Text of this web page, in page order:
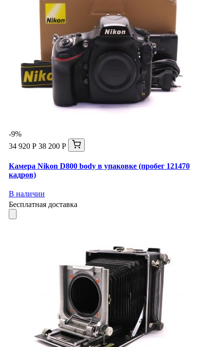
-9%
34 920 Р 38 200 Р
Камера Nikon D800 body в упаковке (пробег 121470
кадров)
В наличии
Бесплатная доставка